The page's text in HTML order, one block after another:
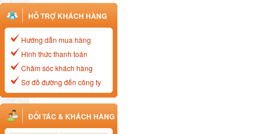
HỖ TRỢ KHÁCH HÀNG
Hướng dẫn mua hàng
Hình thức thanh toán
Chăm sóc khách hàng
Sơ đồ đường đến công ty
ĐỐI TÁC & KHÁCH HÀNG